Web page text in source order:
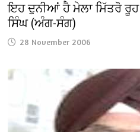
ਇਹ ਦੁਨੀਆਂ ਹੈ ਮੇਲਾ ਮਿੱਤਰੋ ਰੂਹ
ਸਿੰਘ (ਅੰਗ-ਸੰਗ)
28 November 2006